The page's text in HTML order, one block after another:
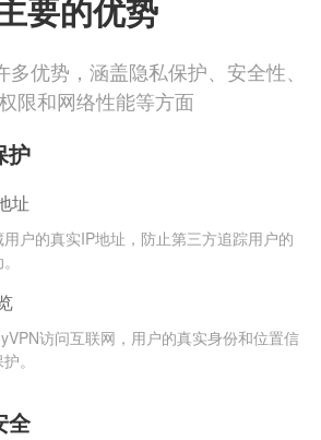
要的优势
优势，涵盖隐私保护、安全性、
限和网络性能等方面
护
址
户的真实IP地址，防止第三方追踪用户的
访问互联网，用户的真实身份和位置信
。
全